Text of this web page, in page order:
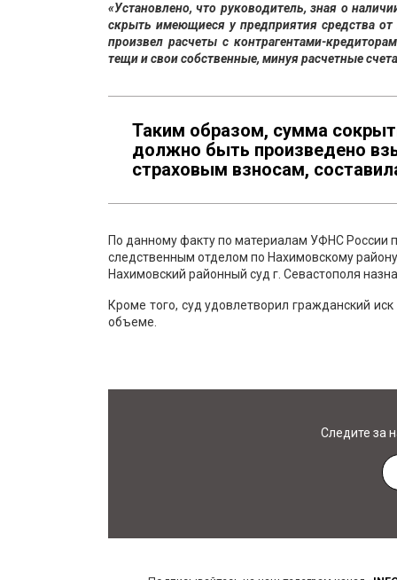
«Установлено, что руководитель, зная о
скрыть имеющиеся у предприятия средства
произвел расчеты с контрагентами-
тещи и свои собственные, минуя расчетные
Таким образом, сумма
должно быть произведено
страховым взносам,
По данному факту по материалам УФНС России
следственным отделом по Нахимовскому
Нахимовский районный суд г. Севастополя
Кроме того, суд удовлетворил гражданский
объеме.
Следите за